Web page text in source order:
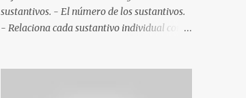
sustantivos. - El número de los sustantivos.
- Relaciona cada sustantivo individual con